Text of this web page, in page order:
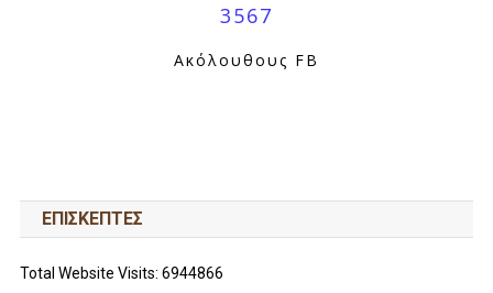
3567
Ακόλουθους FB
ΕΠΙΣΚΕΠΤΕΣ
Total Website Visits: 6944866